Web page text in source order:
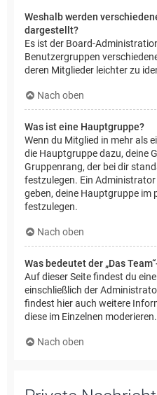
Weshalb werden
dargestellt?
Es ist der Board-
Benutzergruppen
deren Mitglieder leichter zu
Nach oben
Was ist eine Hauptgruppe?
Wenn du Mitglied in mehr als
die Hauptgruppe dazu, deine
Gruppenrang, der bei dir
festzulegen. Ein
geben, deine Hauptgruppe im
festzulegen.
Nach oben
Was bedeutet der „Das
Auf dieser Seite findest du
einschließlich der
findest hier auch weitere
diese im Einzelnen moderieren.
Nach oben